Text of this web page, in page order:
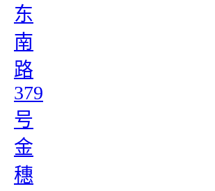
东
南
路
379
号
金
穗